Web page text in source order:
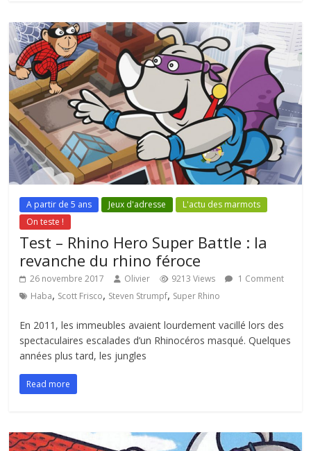
A partir de 5 ans Jeux d'adresse
L'actu des marmots
On teste !
Test – Rhino Hero Super Battle : la
revanche du rhino féroce
26 novembre 2017 Olivier 9213 Views
1 Comment
Haba, Scott Frisco, Steven Strumpf, Super Rhino
En 2011, les immeubles avaient lourdement vacillé lors des
spectaculaires escalades d’un Rhinocéros masqué. Quelques
années plus tard, les jungles
Read more